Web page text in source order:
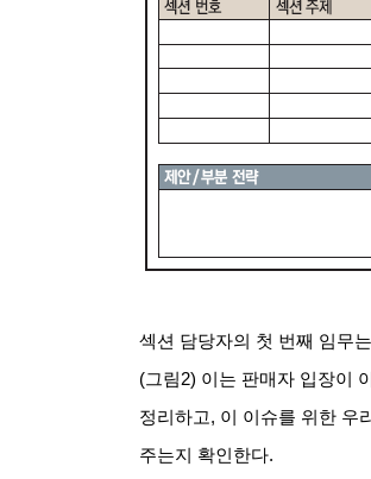
섹션 담당자의 첫 번째 임무
(그림2) 이는 판매자 입장이
정리하고, 이 이슈를 위한 우
주는지 확인한다.